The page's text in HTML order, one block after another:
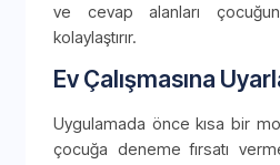
ve cevap alanları
kolaylaştırır.
Ev Çalışmasına
Uygulamada önce kısa bir
çocuğa deneme fırsatı